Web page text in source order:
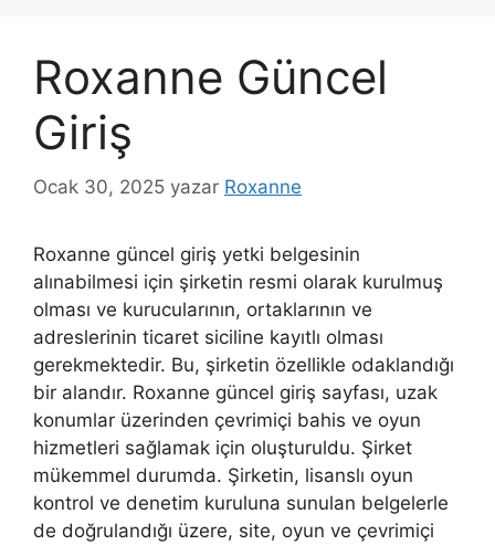
Roxanne Güncel
Giriş
Ocak 30, 2025 yazar Roxanne
Roxanne güncel giriş yetki belgesinin
alınabilmesi için şirketin resmi olarak kurulmuş
olması ve kurucularının, ortaklarının ve
adreslerinin ticaret siciline kayıtlı olması
gerekmektedir. Bu, şirketin özellikle odaklandığı
bir alandır. Roxanne güncel giriş sayfası, uzak
konumlar üzerinden çevrimiçi bahis ve oyun
hizmetleri sağlamak için oluşturuldu. Şirket
mükemmel durumda. Şirketin, lisanslı oyun
kontrol ve denetim kuruluna sunulan belgelerle
de doğrulandığı üzere, site, oyun ve çevrimiçi